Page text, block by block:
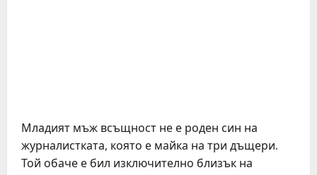
Младият мъж всъщност не е роден син на
журналистката, която е майка на три дъщери.
Той обаче е бил изключително близък на